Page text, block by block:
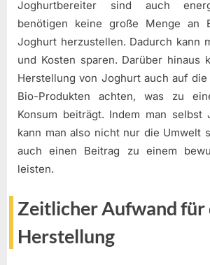
Joghurtbereiter sind auch
benötigen keine große Menge an
Joghurt herzustellen. Dadurch kann
und Kosten sparen. Darüber hinaus
Herstellung von Joghurt auch auf die
Bio-Produkten achten, was zu
Konsum beiträgt. Indem man selbst
kann man also nicht nur die Umwelt
auch einen Beitrag zu einem
leisten.
Zeitlicher Aufwand für
Herstellung